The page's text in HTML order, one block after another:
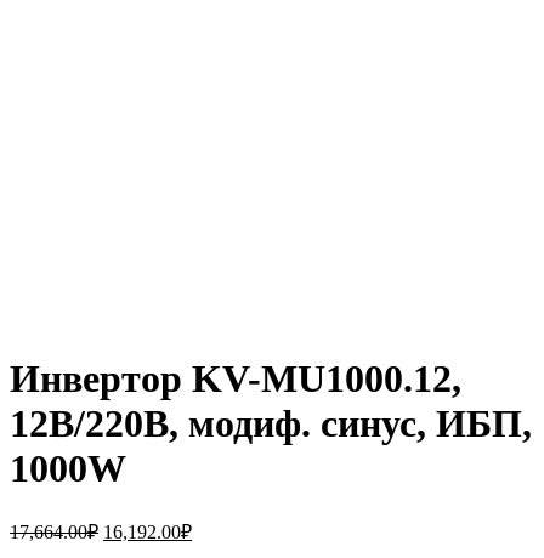
Инвертор KV-MU1000.12,
12В/220В, модиф. синус, ИБП,
1000W
17,664.00₽ Первоначальная
16,192.00₽Текущая